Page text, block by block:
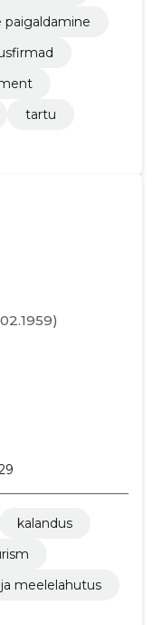
paigaldamine
tartu
kalandus
meelelahutus